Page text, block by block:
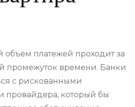
платежей проходит за
промежуток времени. Банки
с рискованными
провайдера, который бы